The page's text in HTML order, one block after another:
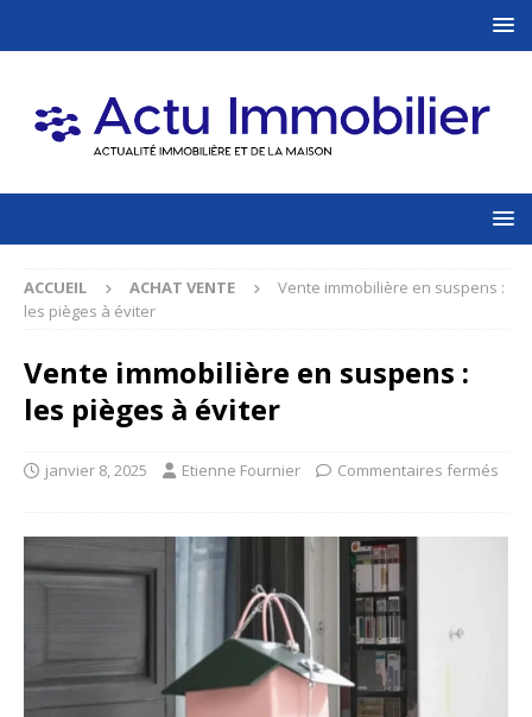
ACCUEIL ACHAT VENTE
Vente immobilière en suspens :
les pièges à éviter
Vente immobilière en suspens :
les pièges à éviter
janvier 8, 2025 Etienne Fournier Commentaires fermés